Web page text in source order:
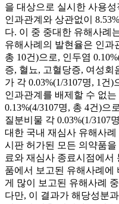
을 대상으로 실시한 사용
인과관계와 상관없이
다. 이 중 중대한 유해사례
유해사례의 발현율은 인과
총 10건)으로, 인두염
증, 혈뇨, 고혈당증, 여성회
가 각 0.03%(1/3107명, 1건
인과관계를 배제할 수 없
0.13%(4/3107명, 총 4건)으
질분비물 각 0.03%(1/3107
대한 국내 재심사 유해사
시판 허가된 모든 의약품
료와 재심사 종료시점에서
품에서 보고된 유해사례에
게 많이 보고된 유해사례
다만, 이 결과가 해당성분